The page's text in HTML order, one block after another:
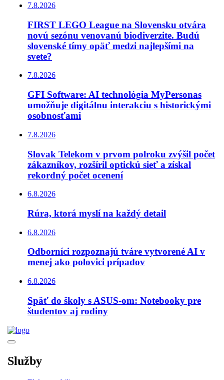
7.8.2026
FIRST LEGO League na Slovensku otvára
novú sezónu venovanú biodiverzite. Budú
slovenské tímy opäť medzi najlepšími na
svete?
7.8.2026
GFI Software: AI technológia MyPersonas
umožňuje digitálnu interakciu s historickými
osobnosťami
7.8.2026
Slovak Telekom v prvom polroku zvýšil počet
zákazníkov, rozšíril optickú sieť a získal
rekordný počet ocenení
6.8.2026
Rúra, ktorá myslí na každý detail
6.8.2026
Odborníci rozpoznajú tváre vytvorené AI v
menej ako polovici prípadov
6.8.2026
Späť do školy s ASUS-om: Notebooky pre
študentov aj rodiny
Služby